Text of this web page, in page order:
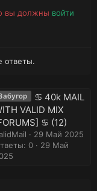
вы должны войти
ответы.
♋ 40k MAIL
VALID MIX
♋ (12)
29 Май 2025
0
29 Май